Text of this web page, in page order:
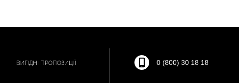
ВИГІДНІ ПРОПОЗИЦІЇ 0 (800) 30 18 18